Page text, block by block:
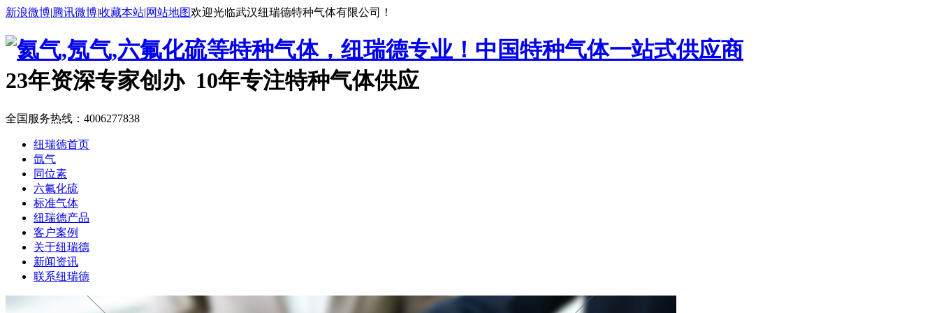
新浪微博|腾讯微博|收藏本站|网站地图欢迎光临武汉纽瑞德特种气体有限公司！
中国特种气体一站式供应商
23年资深专家创办 10年专注特种气体供应
全国服务热线： 4006277838
纽瑞德首页
氙气
同位素
六氟化硫
标准气体
纽瑞德产品
客户案例
关于纽瑞德
新闻资讯
联系纽瑞德